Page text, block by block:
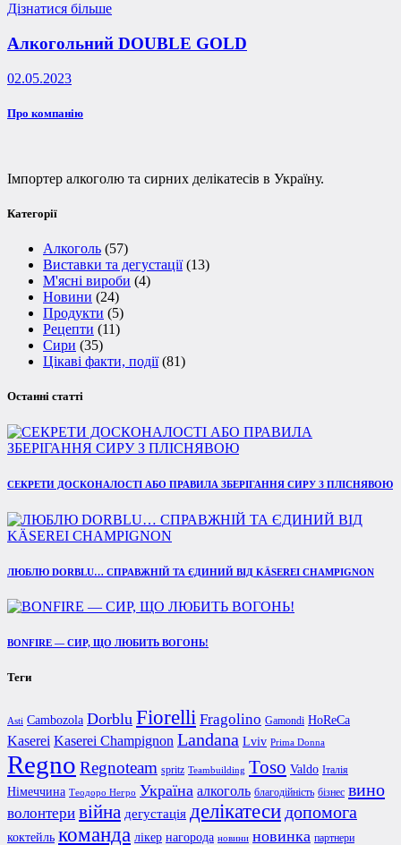
Дізнатися більше
Алкогольний DOUBLE GOLD
02.05.2023
Про компанію
Імпортер алкоголю та сирних делікатесів в Україну.
Категорії
Алкоголь (57)
Виставки та дегустації(13)
М'ясні вироби (4)
Новини (24)
Продукти (5)
Рецепти (11)
Сири (35)
Цікаві факти, події(81)
Останні статті
СЕКРЕТИ ДОСКОНАЛОСТІ АБО ПРАВИЛА ЗБЕРІГАННЯ СИРУ З ПЛІСНЯВОЮ
ЛЮБЛЮ DORBLU… СПРАВЖНІЙ ТА ЄДИНИЙ ВІД KÄSEREI CHAMPIGNON
BONFIRE — СИР, ЩО ЛЮБИТЬ ВОГОНЬ!
Теги
Asti Cambozola Dorblu Fiorelli Fragolino Gamondi HoReCa
Kaserei Kaserei Champignon Landana Lviv Prima Donna
Regno Regnoteam spritz Teambuilding Toso Valdo Італія
Німеччина Теодоро Негро Україна алкоголь благодійність бізнес вино
волонтери війна дегустація делікатеси допомога
коктейль команда лікер нагорода новини новинка партнери